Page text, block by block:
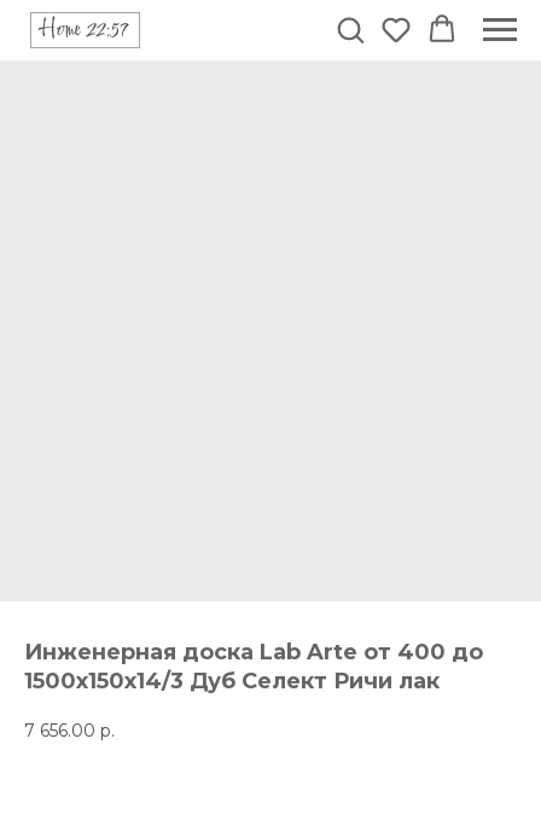
Инженерная доска Lab Arte от 400 до
1500х150х14/3 Дуб Селект Ричи лак
7 656.00 р.